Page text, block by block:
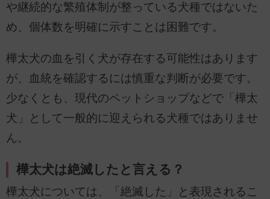
や継続的な繁殖体制が整っている犬種ではないた
め、個体数を明確に示すことは困難です。
樺太犬の血を引く犬が存在する可能性はあります
が、血統を確認するには慎重な判断が必要です。
少なくとも、現代のペットショップなどで「樺太
犬」として一般的に迎えられる犬種ではありませ
ん。
樺太犬は絶滅したと言える？
樺太犬については、「絶滅した」と表現されるこ